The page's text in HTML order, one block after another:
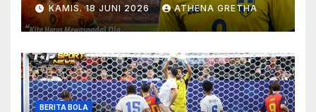
KAMIS. 18 JUNI 2026 ATHENA GRETHA
BERITA BOLA